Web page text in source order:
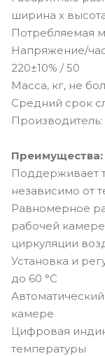
ширина х
Потребляемая
Напряжение/
220±10% / 50
Масса, кг, не
Средний срок
Производитель:
Преимущества:
Поддерживает
независимо от
Равномерное
рабочей
циркуляции
Установка и
до 60 °C
камере
Цифровая
температуры